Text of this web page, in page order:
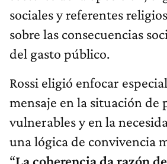
sociales y referentes
sobre las consecuencias
del gasto público.
Rossi eligió enfocar
mensaje en la situación de
vulnerables y en la
una lógica de convivencia